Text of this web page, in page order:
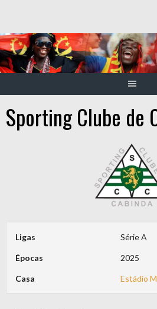
content
Sporting Clube de
Ligas Série A
Épocas 2025
Casa Estádio